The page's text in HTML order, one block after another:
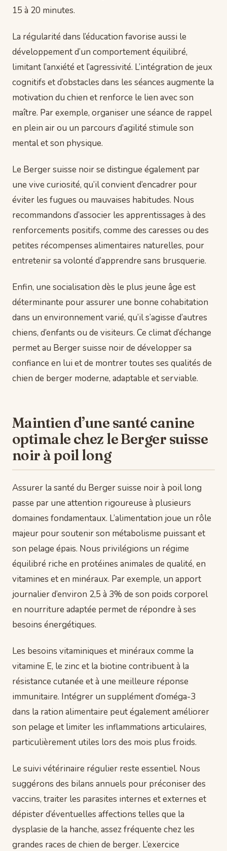
15 à 20 minutes.
La régularité dans l’éducation favorise aussi le
développement d’un comportement équilibré,
limitant l’anxiété et l’agressivité. L’intégration de jeux
cognitifs et d’obstacles dans les séances augmente la
motivation du chien et renforce le lien avec son
maître. Par exemple, organiser une séance de rappel
en plein air ou un parcours d’agilité stimule son
mental et son physique.
Le Berger suisse noir se distingue également par
une vive curiosité, qu’il convient d’encadrer pour
éviter les fugues ou mauvaises habitudes. Nous
recommandons d’associer les apprentissages à des
renforcements positifs, comme des caresses ou des
petites récompenses alimentaires naturelles, pour
entretenir sa volonté d’apprendre sans brusquerie.
Enfin, une socialisation dès le plus jeune âge est
déterminante pour assurer une bonne cohabitation
dans un environnement varié, qu’il s’agisse d’autres
chiens, d’enfants ou de visiteurs. Ce climat d’échange
permet au Berger suisse noir de développer sa
confiance en lui et de montrer toutes ses qualités de
chien de berger moderne, adaptable et serviable.
Maintien d’une santé canine
optimale chez le Berger suisse
noir à poil long
Assurer la santé du Berger suisse noir à poil long
passe par une attention rigoureuse à plusieurs
domaines fondamentaux. L’alimentation joue un rôle
majeur pour soutenir son métabolisme puissant et
son pelage épais. Nous privilégions un régime
équilibré riche en protéines animales de qualité, en
vitamines et en minéraux. Par exemple, un apport
journalier d’environ 2,5 à 3% de son poids corporel
en nourriture adaptée permet de répondre à ses
besoins énergétiques.
Les besoins vitaminiques et minéraux comme la
vitamine E, le zinc et la biotine contribuent à la
résistance cutanée et à une meilleure réponse
immunitaire. Intégrer un supplément d’oméga-3
dans la ration alimentaire peut également améliorer
son pelage et limiter les inflammations articulaires,
particulièrement utiles lors des mois plus froids.
Le suivi vétérinaire régulier reste essentiel. Nous
suggérons des bilans annuels pour préconiser des
vaccins, traiter les parasites internes et externes et
dépister d’éventuelles affections telles que la
dysplasie de la hanche, assez fréquente chez les
grandes races de chien de berger. L’exercice